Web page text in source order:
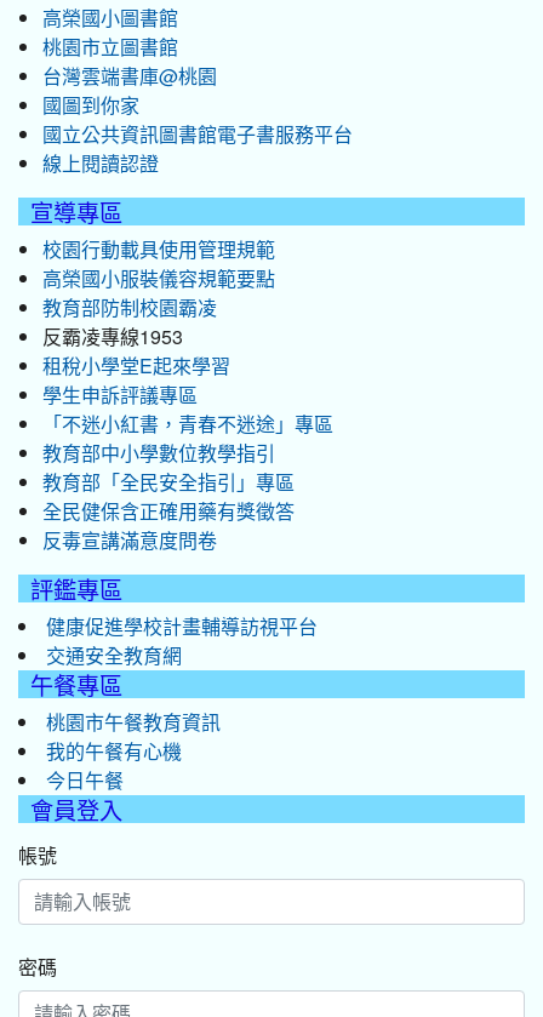
高榮國小圖書館
桃園市立圖書館
台灣雲端書庫@桃園
國圖到你家
國立公共資訊圖書館電子書服務平台
線上閱讀認證
宣導專區
校園行動載具使用管理規範
高榮國小服裝儀容規範要點
教育部防制校園霸凌
反霸凌專線1953
租稅小學堂E起來學習
學生申訴評議專區
「不迷小紅書，青春不迷途」專區
教育部中小學數位教學指引
教育部「全民安全指引」專區
全民健保含正確用藥有獎徵答
反毒宣講滿意度問卷
評鑑專區
健康促進學校計畫輔導訪視平台
交通安全教育網
午餐專區
桃園市午餐教育資訊
我的午餐有心機
今日午餐
會員登入
帳號
密碼